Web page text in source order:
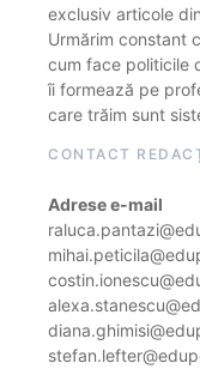
exclusiv articole
Urmărim constant
cum face politicile
îi formează pe
care trăim sunt
CONTACT
Adrese e-mail